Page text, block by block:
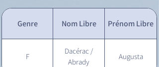
Genre Nom Libre Prénom Libre
F
Dacérac /
Abrady
Augusta